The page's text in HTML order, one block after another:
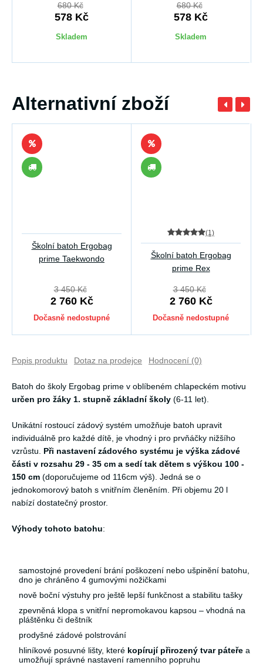
680 Kč
578 Kč
Skladem
680 Kč
578 Kč
Skladem
Alternativní zboží
Školní batoh Ergobag
prime Taekwondo
3 450 Kč
2 760 Kč
Dočasně nedostupné
(1)
Školní batoh Ergobag
prime Rex
3 450 Kč
2 760 Kč
Dočasně nedostupné
Popis produktu Dotaz na prodejce Hodnocení (0)
Batoh do školy Ergobag prime v oblíbeném chlapeckém motivu
určen pro žáky 1. stupně základní školy (6-11 let).
Unikátní rostoucí zádový systém umožňuje batoh upravit
individuálně pro každé dítě, je vhodný i pro prvňáčky nižšího
vzrůstu. Při nastavení zádového systému je výška zádové
části v rozsahu 29 - 35 cm a sedí tak dětem s výškou 100 -
150 cm (doporučujeme od 116cm výš). Jedná se o
jednokomorový batoh s vnitřním členěním. Při objemu 20 l
nabízí dostatečný prostor.
Výhody tohoto batohu:
samostojné provedení brání poškození nebo ušpinění batohu,
dno je chráněno 4 gumovými nožičkami
nově boční výstuhy pro ještě lepší funkčnost a stabilitu tašky
zpevněná klopa s vnitřní nepromokavou kapsou – vhodná na
pláštěnku či deštník
prodyšné zádové polstrování
hliníkové posuvné lišty, které kopírují přirozený tvar páteře a
umožňují správné nastavení ramenního popruhu